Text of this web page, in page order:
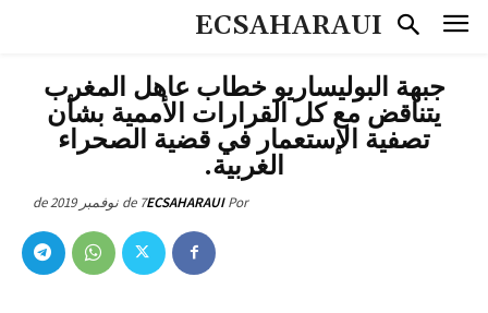
ECSAHARAUI
جبهة البوليساريو خطاب عاهل المغرب
يتناقض مع كل القرارات الأممية بشأن
تصفية الإستعمار في قضية الصحراء
الغربية.
Por
ECSAHARAUI7 de نوفمبر de 2019